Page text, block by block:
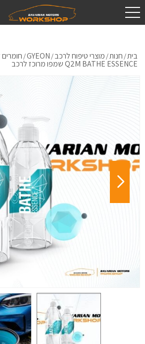
בית/ חנות/ מוצרי טיפוח לרכב/
GYEON
/ חומרים
Q2M BATHE ESSENCE שמפו מרוכז לרכב